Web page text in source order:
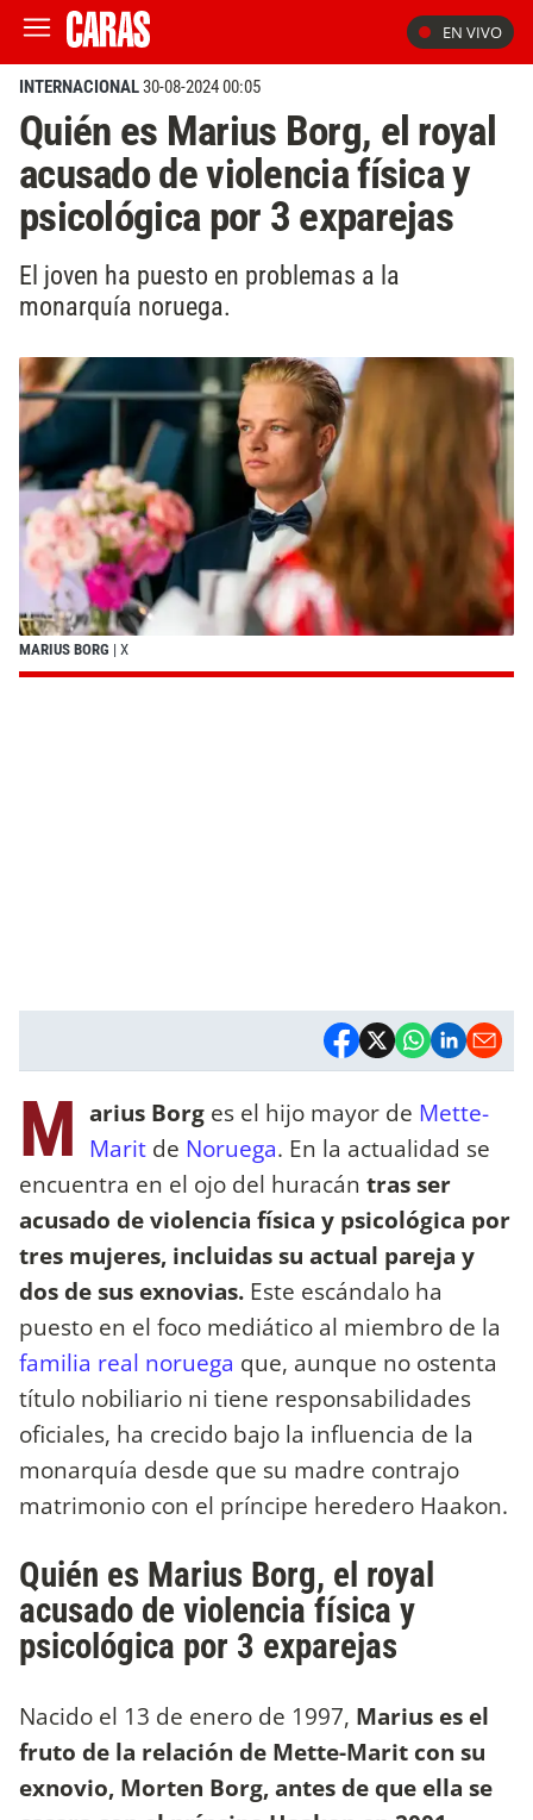
EN VIVO
INTERNACIONAL30-08-2024 00:05
Quién es Marius Borg, el royal
acusado de violencia física y
psicológica por 3 exparejas
El joven ha puesto en problemas a la
monarquía noruega.
MARIUS BORG | X
M arius Borg es el hijo mayor de Mette-
Marit de Noruega. En la actualidad se
encuentra en el ojo del huracán tras ser
acusado de violencia física y psicológica por
tres mujeres, incluidas su actual pareja y
dos de sus exnovias. Este escándalo ha
puesto en el foco mediático al miembro de la
familia real noruega que, aunque no ostenta
título nobiliario ni tiene responsabilidades
oficiales, ha crecido bajo la influencia de la
monarquía desde que su madre contrajo
matrimonio con el príncipe heredero Haakon.
Quién es Marius Borg, el royal
acusado de violencia física y
psicológica por 3 exparejas
Nacido el 13 de enero de 1997, Marius es el
fruto de la relación de Mette-Marit con su
exnovio, Morten Borg, antes de que ella se